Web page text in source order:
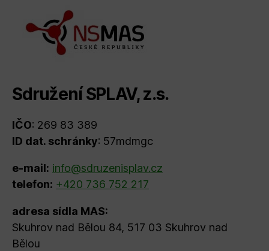
Sdružení SPLAV, z.s.
IČO: 269 83 389
ID dat. schránky: 57mdmgc
e-mail: info@sdruzenisplav.cz
telefon: +420 736 752 217
adresa sídla MAS:
Skuhrov nad Bělou 84, 517 03 Skuhrov nad
Bělou